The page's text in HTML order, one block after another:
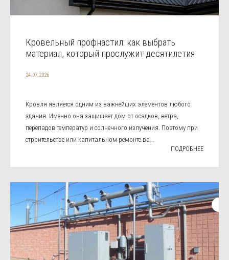
Кровельный профнастил: как выбрать
материал, который прослужит десятилетия
24.07.2026
Кровля является одним из важнейших элементов любого
здания. Именно она защищает дом от осадков, ветра,
перепадов температур и солнечного излучения. Поэтому при
строительстве или капитальном ремонте ва...
ПОДРОБНЕЕ